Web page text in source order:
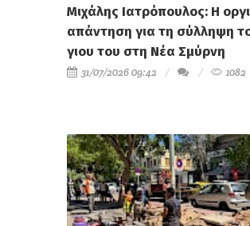
Μιχάλης Ιατρόπουλος: Η
απάντηση για τη σύλληψη
γιου του στη Νέα Σμύρνη
31/07/2026 09:42 1082